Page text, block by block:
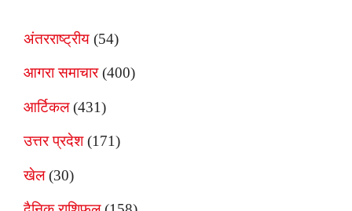
अंतरराष्ट्रीय (54)
आगरा समाचार(400)
आर्टिकल(431)
उत्तर प्रदेश(171)
खेल(30)